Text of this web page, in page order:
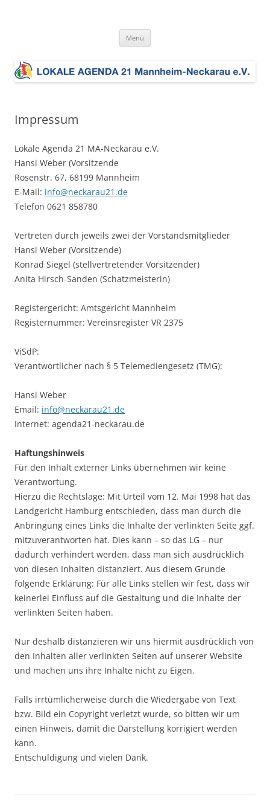
e.V.
Entwicklung im Stadtbezirk ein. Dem liegt die Umsetzung der Charta
Zukunftsbeständigkeit zugrunde.
Menü
Impressum
Lokale Agenda 21 MA-Neckarau e.V.
Hansi Weber (Vorsitzende
Rosenstr. 67, 68199 Mannheim
E-Mail: info@neckarau21.de
Telefon 0621 858780
Vertreten durch jeweils zwei der Vorstandsmitglieder
Hansi Weber (Vorsitzende)
Konrad Siegel (stellvertretender Vorsitzender)
Anita Hirsch-Sanden (Schatzmeisterin)
Registergericht: Amtsgericht Mannheim
Registernummer: Vereinsregister VR 2375
ViSdP:
Verantwortlicher nach § 5 Telemediengesetz (TMG):
Hansi Weber
Email: info@neckarau21.de
Internet: agenda21-neckarau.de
Haftungshinweis
Für den Inhalt externer Links übernehmen wir keine
Verantwortung.
Hierzu die Rechtslage: Mit Urteil vom 12. Mai 1998 hat das
Landgericht Hamburg entschieden, dass man durch die
Anbringung eines Links die Inhalte der verlinkten Seite ggf.
mitzuverantworten hat. Dies kann – so das LG – nur
dadurch verhindert werden, dass man sich ausdrücklich
von diesen Inhalten distanziert. Aus diesem Grunde
folgende Erklärung: Für alle Links stellen wir fest, dass wir
keinerlei Einfluss auf die Gestaltung und die Inhalte der
verlinkten Seiten haben.
Nur deshalb distanzieren wir uns hiermit ausdrücklich von
den Inhalten aller verlinkten Seiten auf unserer Website
und machen uns ihre Inhalte nicht zu Eigen.
Falls irrtümlicherweise durch die Wiedergabe von Text
bzw. Bild ein Copyright verletzt wurde, so bitten wir um
einen Hinweis, damit die Darstellung korrigiert werden
kann.
Entschuldigung und vielen Dank.